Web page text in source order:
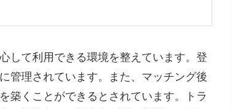
して利用できる環境を整えています。登
管理されています。また、マッチング後
築くことができるとされています。トラ